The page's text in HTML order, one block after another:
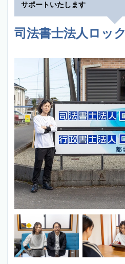
サポートいたします
司法書士法人ロック